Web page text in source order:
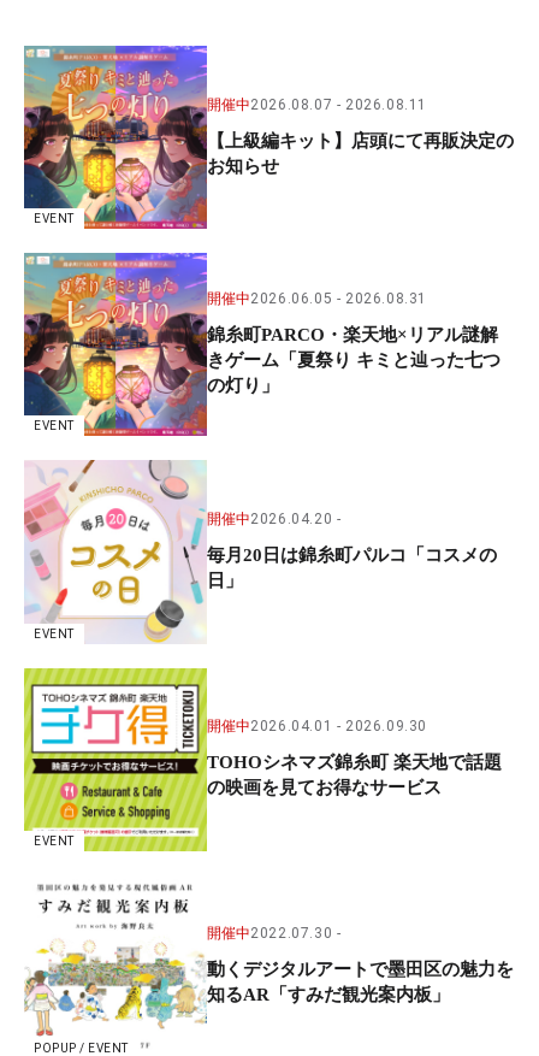
EVENT
開催中2026.08.07 2026.08.11
【上級編キット】店頭にて再販決定の
お知らせ
EVENT
開催中2026.06.05 2026.08.31
錦糸町PARCO・楽天地×リアル謎解
きゲーム「夏祭り キミと辿った七つ
の灯り」
EVENT
開催中2026.04.20
毎月20日は錦糸町パルコ「コスメの
日」
EVENT
開催中2026.04.01 2026.09.30
TOHOシネマズ錦糸町 楽天地で話題
の映画を見てお得なサービス
POPUP / EVENT
開催中2022.07.30
動くデジタルアートで墨田区の魅力を
知るAR「すみだ観光案内板」